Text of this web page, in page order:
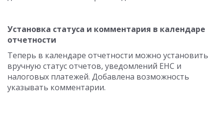
Установка статуса и комментария в календаре
отчетности
Теперь в календаре отчетности можно установить
вручную статус отчетов, уведомлений ЕНС и
налоговых платежей. Добавлена возможность
указывать комментарии.